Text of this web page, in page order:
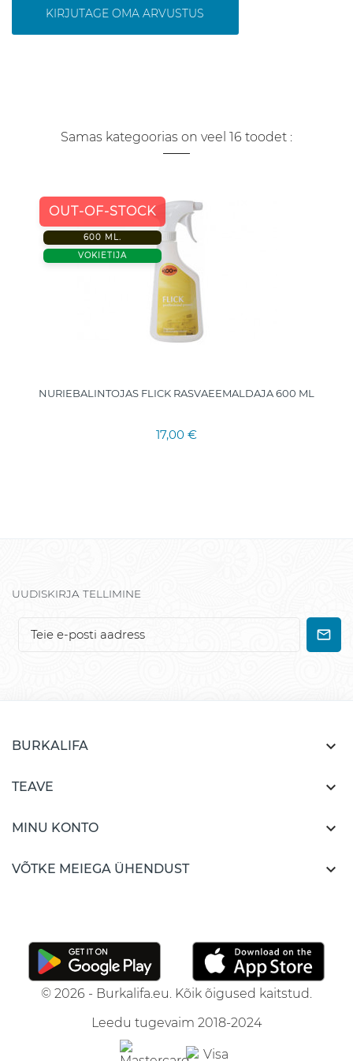
KIRJUTAGE OMA ARVUSTUS
Samas kategoorias on veel 16 toodet :
OUT-OF-STOCK
600 ML.
VOKIETIJA
NURIEBALINTOJAS FLICK RASVAEEMALDAJA 600 ML
17,00 €
UUDISKIRJA TELLIMINE
BURKALIFA 
TEAVE 
MINU KONTO 
VÕTKE MEIEGA ÜHENDUST 
© 2026 - Burkalifa.eu. Kõik õigused kaitstud.
Leedu tugevaim 2018-2024